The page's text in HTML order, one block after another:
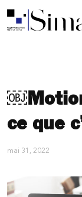
ce que
mai 31, 2022